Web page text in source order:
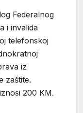
Federalnog
i invalida
telefonskoj
iz
zaštite.
200 KM.